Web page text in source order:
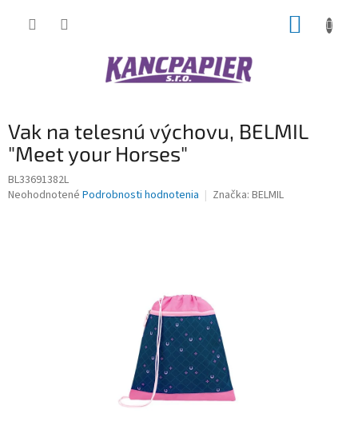
Vak na telesnú výchovu, BELMIL
"Meet your Horses"
BL33691382L
Priemerné
Neohodnotené Podrobnosti hodnotenia Značka: BELMIL